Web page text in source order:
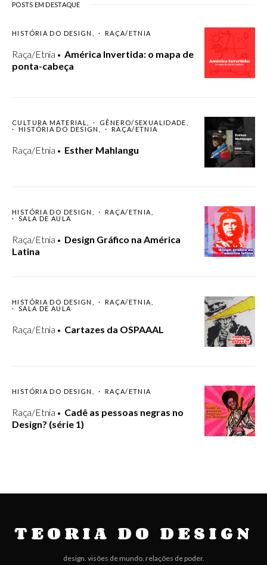
POSTS EM DESTAQUE
HISTÓRIA DO DESIGN RAÇA/ETNIA
Raça/Etnia
América Invertida: o mapa de
ponta-cabeça
CULTURA MATERIAL
GÊNERO/SEXUALIDADE
HISTÓRIA DO DESIGN
RAÇA/ETNIA
Raça/Etnia Esther Mahlangu
HISTÓRIA DO DESIGN
RAÇA/ETNIA
SALA DE AULA
Raça/Etnia
Design Gráfico na América
Latina
HISTÓRIA DO DESIGN
RAÇA/ETNIA
SALA DE AULA
Raça/Etnia Cartazes da OSPAAAL
HISTÓRIA DO DESIGN RAÇA/ETNIA
Raça/Etnia
Cadê as pessoas negras no
Design? (série 1)
TEORIA DO DESIGN
design. visões de mundo. relações de poder.